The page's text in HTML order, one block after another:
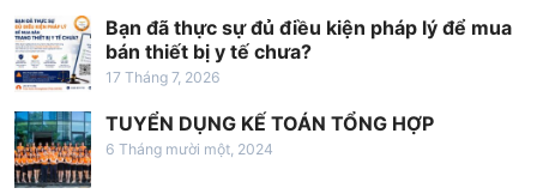
i
v
i
ế
t
Bạn đã thực sự đủ điều kiện pháp lý để mua
bán thiết bị y tế chưa?
17 Tháng 7, 2026
TUYỂN DỤNG KẾ TOÁN TỔNG HỢP
6 Tháng mười một, 2024